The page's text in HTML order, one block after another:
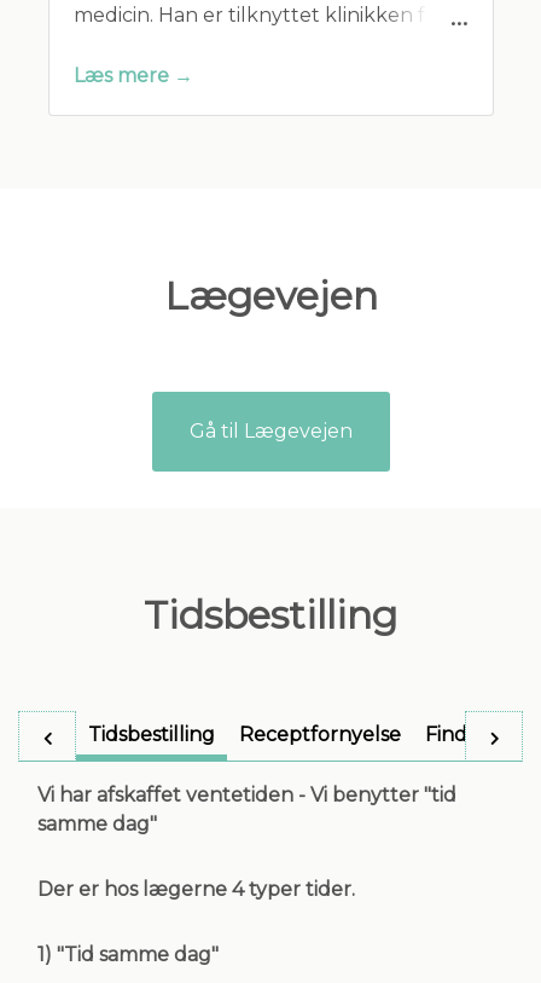
medicin. Han er tilknyttet klinikken fra
Læs mere →
Lægevejen
Gå til Lægevejen
Tidsbestilling
Tidsbestilling Receptfornyelse Find
Vi har afskaffet ventetiden - Vi benytter "tid
samme dag"
Der er hos lægerne 4 typer tider.
1) "Tid samme dag"